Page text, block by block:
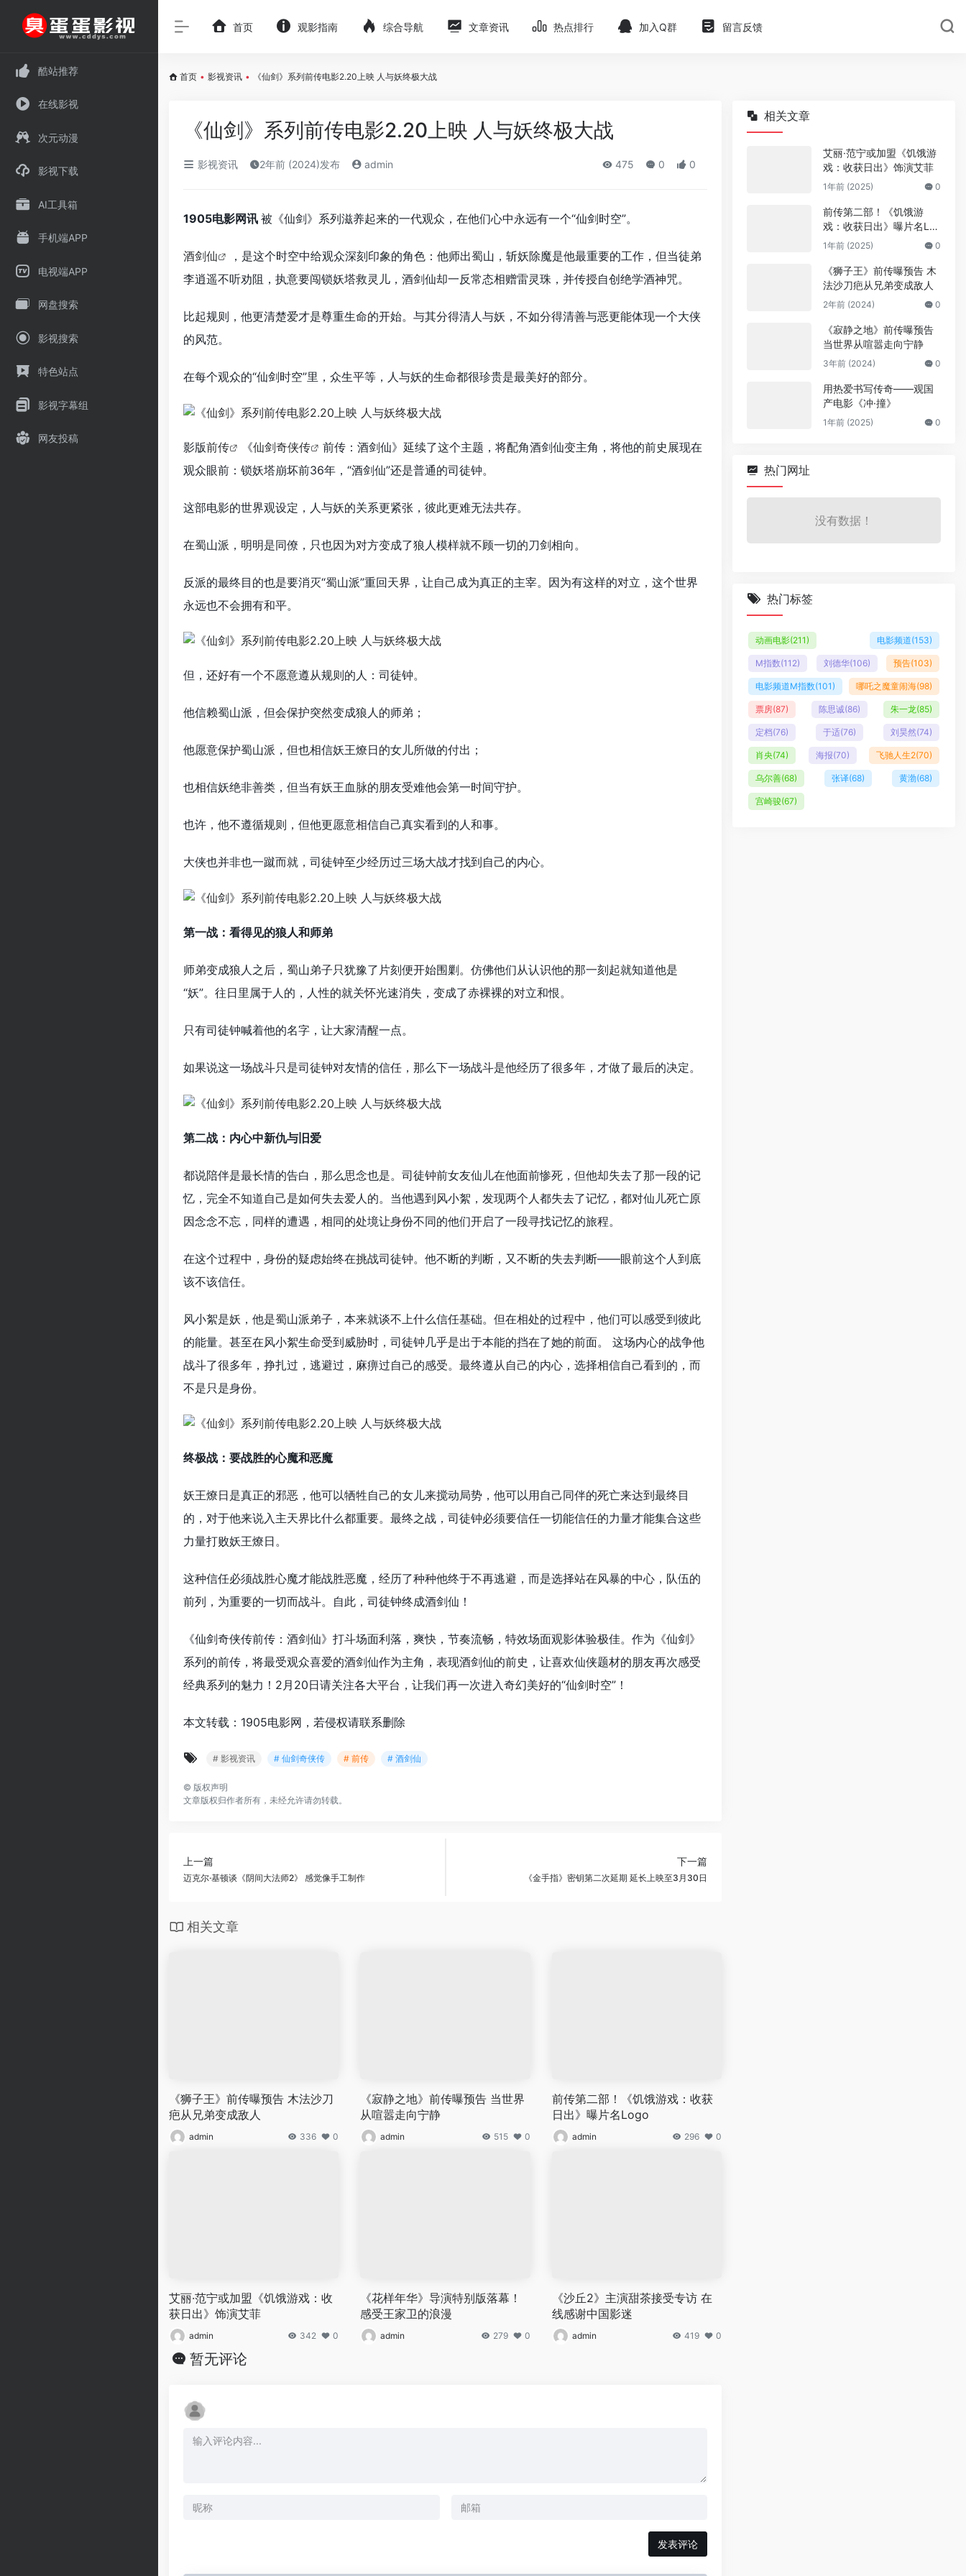
酷站推荐
在线影视
次元动漫
影视下载
AI工具箱
手机端APP
电视端APP
网盘搜索
影视搜索
特色站点
影视字幕组
网友投稿
首页 观影指南 综合导航 文章资讯 热点排行 加入Q群 留言反馈
首页 • 影视资讯 • 《仙剑》系列前传电影2.20上映 人与妖终极大战
《仙剑》系列前传电影2.20上映 人与妖终极大战
影视资讯 2年前 (2024)发布 admin 475 0 0
1905电影网讯 被《仙剑》系列滋养起来的一代观众，在他们心中永远有一个“仙剑时空”。
酒剑仙
，是这个时空中给观众深刻印象的角色：他师出蜀山，斩妖除魔是他最重要的工作，但当徒弟
李逍遥不听劝阻，执意要闯锁妖塔救灵儿，酒剑仙却一反常态相赠雷灵珠，并传授自创绝学酒神咒。
比起规则，他更清楚爱才是尊重生命的开始。与其分得清人与妖，不如分得清善与恶更能体现一个大侠
的风范。
在每个观众的“仙剑时空”里，众生平等，人与妖的生命都很珍贵是最美好的部分。
影版前传 《仙剑奇侠传
前传：酒剑仙》延续了这个主题，将配角酒剑仙变主角，将他的前史展现在
观众眼前：锁妖塔崩坏前36年，“酒剑仙”还是普通的司徒钟。
这部电影的世界观设定，人与妖的关系更紧张，彼此更难无法共存。
在蜀山派，明明是同僚，只也因为对方变成了狼人模样就不顾一切的刀剑相向。
反派的最终目的也是要消灭“蜀山派”重回天界，让自己成为真正的主宰。因为有这样的对立，这个世界
永远也不会拥有和平。
但，还好有一个不愿意遵从规则的人：司徒钟。
他信赖蜀山派，但会保护突然变成狼人的师弟；
他愿意保护蜀山派，但也相信妖王燎日的女儿所做的付出；
也相信妖绝非善类，但当有妖王血脉的朋友受难他会第一时间守护。
也许，他不遵循规则，但他更愿意相信自己真实看到的人和事。
大侠也并非也一蹴而就，司徒钟至少经历过三场大战才找到自己的内心。
第一战：看得见的狼人和师弟
师弟变成狼人之后，蜀山弟子只犹豫了片刻便开始围剿。仿佛他们从认识他的那一刻起就知道他是
“妖”。往日里属于人的，人性的就关怀光速消失，变成了赤裸裸的对立和恨。
只有司徒钟喊着他的名字，让大家清醒一点。
如果说这一场战斗只是司徒钟对友情的信任，那么下一场战斗是他经历了很多年，才做了最后的决定。
第二战：内心中新仇与旧爱
都说陪伴是最长情的告白，那么思念也是。司徒钟前女友仙儿在他面前惨死，但他却失去了那一段的记
忆，完全不知道自己是如何失去爱人的。当他遇到风小絮，发现两个人都失去了记忆，都对仙儿死亡原
因念念不忘，同样的遭遇，相同的处境让身份不同的他们开启了一段寻找记忆的旅程。
在这个过程中，身份的疑虑始终在挑战司徒钟。他不断的判断，又不断的失去判断——眼前这个人到底
该不该信任。
风小絮是妖，他是蜀山派弟子，本来就谈不上什么信任基础。但在相处的过程中，他们可以感受到彼此
的能量。甚至在风小絮生命受到威胁时，司徒钟几乎是出于本能的挡在了她的前面。 这场内心的战争他
战斗了很多年，挣扎过，逃避过，麻痹过自己的感受。最终遵从自己的内心，选择相信自己看到的，而
不是只是身份。
终极战：要战胜的心魔和恶魔
妖王燎日是真正的邪恶，他可以牺牲自己的女儿来搅动局势，他可以用自己同伴的死亡来达到最终目
的，对于他来说入主天界比什么都重要。最终之战，司徒钟必须要信任一切能信任的力量才能集合这些
力量打败妖王燎日。
这种信任必须战胜心魔才能战胜恶魔，经历了种种他终于不再逃避，而是选择站在风暴的中心，队伍的
前列，为重要的一切而战斗。自此，司徒钟终成酒剑仙！
《仙剑奇侠传前传：酒剑仙》打斗场面利落，爽快，节奏流畅，特效场面观影体验极佳。作为《仙剑》
系列的前传，将最受观众喜爱的酒剑仙作为主角，表现酒剑仙的前史，让喜欢仙侠题材的朋友再次感受
经典系列的魅力！2月20日请关注各大平台，让我们再一次进入奇幻美好的“仙剑时空”！
本文转载：1905电影网，若侵权请联系删除
# 影视资讯 # 仙剑奇侠传 # 前传 # 酒剑仙
© 版权声明
文章版权归作者所有，未经允许请勿转载。
上一篇
迈克尔·基顿谈《阴间大法师2》 感觉像手工制作
下一篇
《金手指》密钥第二次延期 延长上映至3月30日
相关文章
《狮子王》前传曝预告 木法沙刀
疤从兄弟变成敌人
admin 336 0
《寂静之地》前传曝预告 当世界
从喧嚣走向宁静
admin 515 0
前传第二部！《饥饿游戏：收获
日出》曝片名Logo
admin 296 0
艾丽·范宁或加盟《饥饿游戏：收
获日出》饰演艾菲
admin 342 0
《花样年华》导演特别版落幕！
感受王家卫的浪漫
admin 279 0
《沙丘2》主演甜茶接受专访 在
线感谢中国影迷
admin 419 0
暂无评论
发表评论
相关文章
艾丽·范宁或加盟《饥饿游
戏：收获日出》饰演艾菲
1年前 (2025) 0
前传第二部！《饥饿游
戏：收获日出》曝片名Lo
go
1年前 (2025) 0
《狮子王》前传曝预告 木
法沙刀疤从兄弟变成敌人
2年前 (2024) 0
《寂静之地》前传曝预告
当世界从喧嚣走向宁静
3年前 (2024) 0
用热爱书写传奇——观国
产电影《冲·撞》
1年前 (2025) 0
热门网址
没有数据！
热门标签
动画电影(211) 电影频道(153)
M指数(112) 刘德华(106) 预告(103)
电影频道M指数(101) 哪吒之魔童闹海(98)
票房(87) 陈思诚(86) 朱一龙(85)
定档(76) 于适(76) 刘昊然(74)
肖央(74) 海报(70) 飞驰人生2(70)
乌尔善(68) 张译(68) 黄渤(68)
宫崎骏(67)